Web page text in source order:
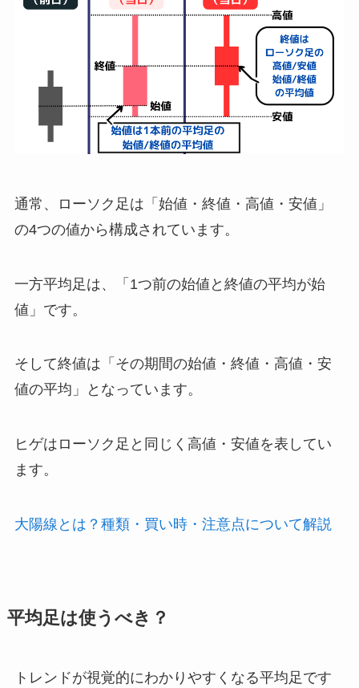
通常、ローソク足は「始値・終値・高値・安値」
の4つの値から構成されています。
一方平均足は、「 1つ前の始値と終値の平均が始
値」です。
そして終値は「その期間の始値・終値・高値・安
値の平均」となっています。
ヒゲはローソク足と同じく高値・安値を表してい
ます。
大陽線とは？種類・買い時・注意点について解説
平均足は使うべき？
トレンドが視覚的にわかりやすくなる平均足です